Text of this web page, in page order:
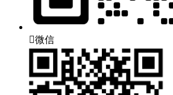
微信